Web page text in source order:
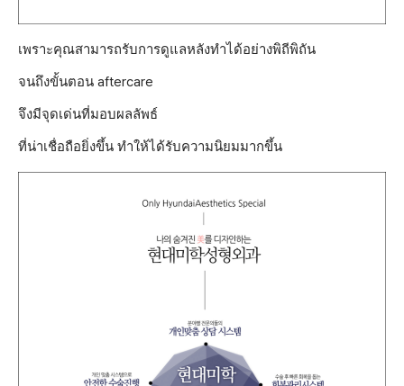
เพราะคุณสามารถรับการดูแลหลังทำได้อย่างพิถีพิถัน
จนถึงขั้นตอน aftercare
จึงมีจุดเด่นที่มอบผลลัพธ์
ที่น่าเชื่อถือยิ่งขึ้น ทำให้ได้รับความนิยมมากขึ้น